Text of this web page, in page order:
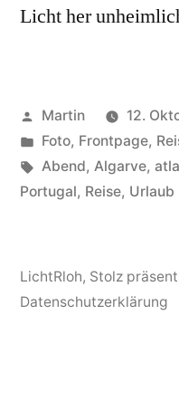
Licht her
Veröffentlicht
von
Martin
12.
Veröffentlicht
unter
Foto, Frontpage,
Schlagwörter:
Abend, Algarve,
Portugal, Reise, Urlaub
LichtRloh, Stolz
Datenschutzerklärung